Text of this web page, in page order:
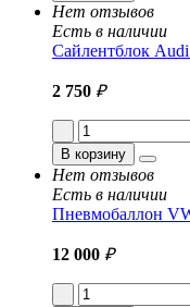
Нет отзывов
Есть в наличии
Сайлентблок
2 750 ₽
В корзину
Нет отзывов
Есть в наличии
Пневмобаллон
12 000 ₽